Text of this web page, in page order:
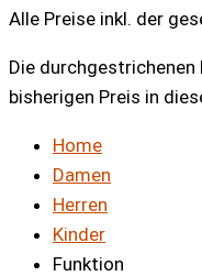
Alle Preise inkl. der
Die
bisherigen Preis in
Home
Damen
Herren
Kinder
Funktion